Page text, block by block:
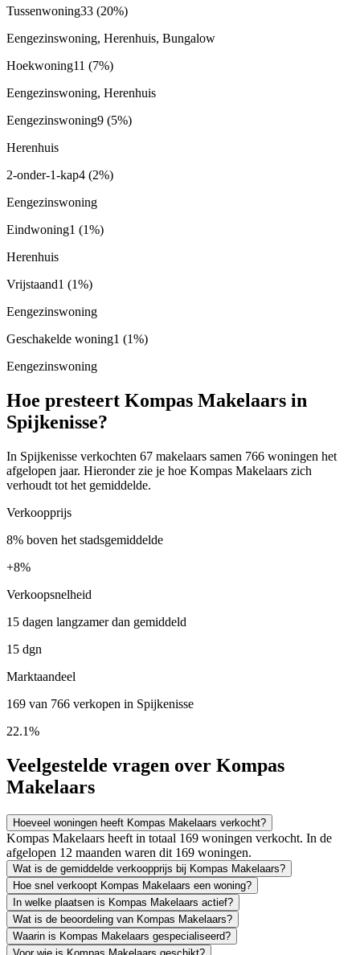
Tussenwoning33 (20%)
Eengezinswoning, Herenhuis, Bungalow
Hoekwoning11 (7%)
Eengezinswoning, Herenhuis
Eengezinswoning9 (5%)
Herenhuis
2-onder-1-kap4 (2%)
Eengezinswoning
Eindwoning1 (1%)
Herenhuis
Vrijstaand1 (1%)
Eengezinswoning
Geschakelde woning1 (1%)
Eengezinswoning
Hoe presteert Kompas Makelaars in
Spijkenisse?
In Spijkenisse verkochten 67 makelaars samen 766 woningen het
afgelopen jaar. Hieronder zie je hoe Kompas Makelaars zich
verhoudt tot het gemiddelde.
Verkoopprijs
8% boven het stadsgemiddelde
+8%
Verkoopsnelheid
15 dagen langzamer dan gemiddeld
15 dgn
Marktaandeel
169 van 766 verkopen in Spijkenisse
22.1%
Veelgestelde vragen over Kompas
Makelaars
Hoeveel woningen heeft Kompas Makelaars verkocht?
Kompas Makelaars heeft in totaal 169 woningen verkocht. In de
afgelopen 12 maanden waren dit 169 woningen.
Wat is de gemiddelde verkoopprijs bij Kompas Makelaars?
Hoe snel verkoopt Kompas Makelaars een woning?
In welke plaatsen is Kompas Makelaars actief?
Wat is de beoordeling van Kompas Makelaars?
Waarin is Kompas Makelaars gespecialiseerd?